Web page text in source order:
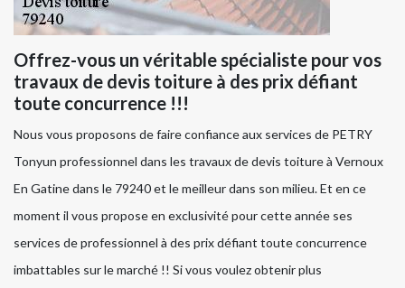
Offrez-vous un véritable spécialiste pour vos
travaux de devis toiture à des prix défiant
toute concurrence !!!
Nous vous proposons de faire confiance aux services de PETRY
Tonyun professionnel dans les travaux de devis toiture à Vernoux
En Gatine dans le 79240 et le meilleur dans son milieu. Et en ce
moment il vous propose en exclusivité pour cette année ses
services de professionnel à des prix défiant toute concurrence
imbattables sur le marché !! Si vous voulez obtenir plus